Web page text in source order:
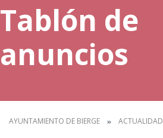
Tablón de
anuncios
AYUNTAMIENTO DE BIERGE ACTUALIDAD